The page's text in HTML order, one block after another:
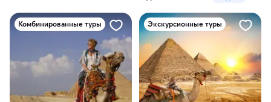
Комбинированные туры Экскурсионные туры